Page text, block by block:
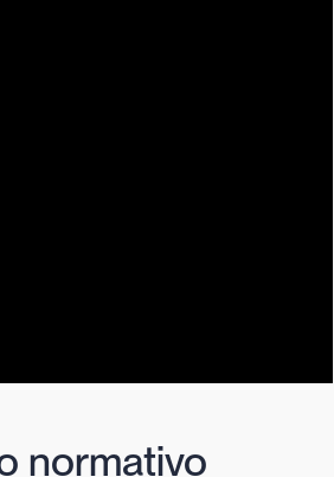
normativo